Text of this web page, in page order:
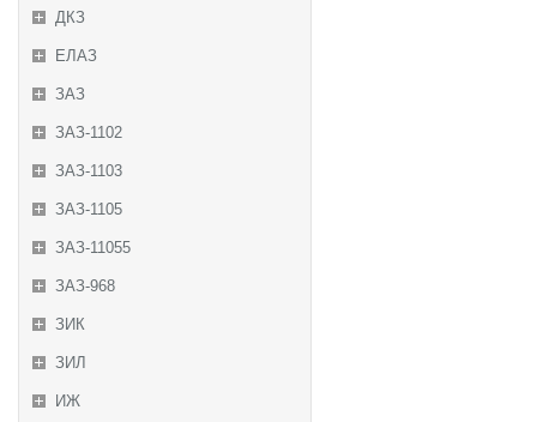
ДКЗ
ЕЛАЗ
ЗАЗ
ЗАЗ-1102
ЗАЗ-1103
ЗАЗ-1105
ЗАЗ-11055
ЗАЗ-968
ЗИК
ЗИЛ
ИЖ